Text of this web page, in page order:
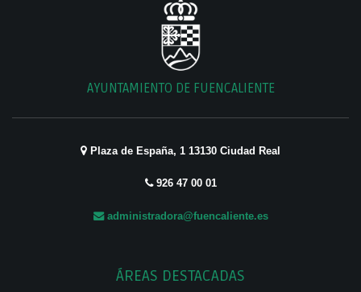
AYUNTAMIENTO DE FUENCALIENTE
Plaza de España, 1 13130 Ciudad Real
926 47 00 01
administradora@fuencaliente.es
ÁREAS DESTACADAS